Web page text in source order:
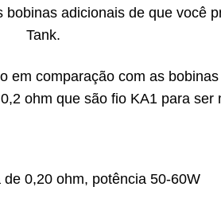
adicionais de que você
Tank.
comparação com as
ohm que são fio KA1 para ser
0,20 ohm, potência 50-60W